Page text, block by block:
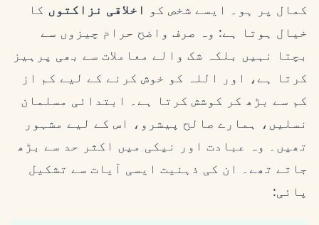
کمال پر ہو۔ ایسے شخص کو اخلاقی نزاکتوں کا
خیال ہوتا ہے: وہ صرف واضح حرام چیزوں سے
بچتا نہیں بلکہ شک والے معاملات سے بھی پرہیز
کرتا ہے، اور اللہ کو خوش کرنے کے لیے کم از
کم سے بڑھ کر کوشش کرتا ہے۔ ابتدائی مسلمان
نسلیں، ہمارے صالح پیشرو، اس کے لیے مشہور
تھیں۔ وہ عبادت اور نیکی میں اکثر حد سے بڑھ
جاتے تھے۔ ان کی ذہنیت ایسی آیات سے تشکیل
پائی: